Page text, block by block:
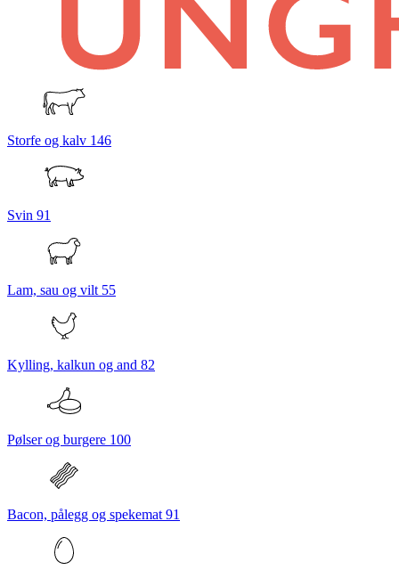
Storfe og kalv 146
Svin 91
Lam, sau og vilt 55
Kylling, kalkun og and 82
Pølser og burgere 100
Bacon, pålegg og spekemat 91